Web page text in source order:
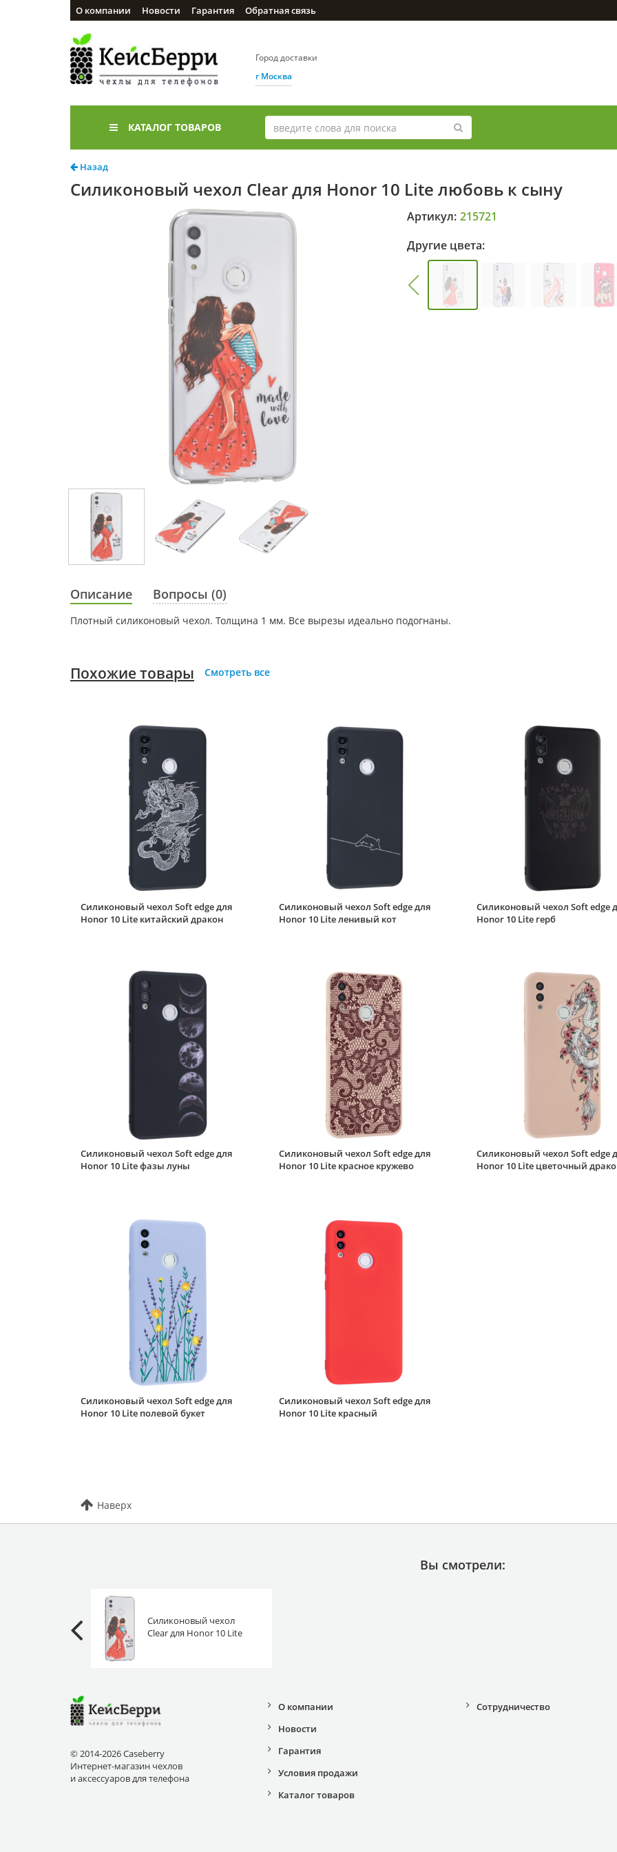
О компании Новости Гарантия Обратная связь
Город доставки
г Москва
КАТАЛОГ ТОВАРОВ
Назад
Силиконовый чехол Clear для Honor 10 Lite любовь к сыну
Артикул: 215721
Другие цвета:
Описание Вопросы (0)
Плотный силиконовый чехол. Толщина 1 мм. Все вырезы идеально подогнаны.
Похожие товары Смотреть все
Силиконовый чехол Soft edge для
Honor 10 Lite китайский дракон
Силиконовый чехол Soft edge для
Honor 10 Lite ленивый кот
Силиконовый чехол Soft edge
Honor 10 Lite герб
Силиконовый чехол Soft edge для
Honor 10 Lite фазы луны
Силиконовый чехол Soft edge для
Honor 10 Lite красное кружево
Силиконовый чехол Soft edge
Honor 10 Lite цветочный
Силиконовый чехол Soft edge для
Honor 10 Lite полевой букет
Силиконовый чехол Soft edge для
Honor 10 Lite красный
Наверх
Вы смотрели:
Силиконовый чехол
Clear для Honor 10 Lite
© 2014-2026 Caseberry
Интернет-магазин чехлов
и аксессуаров для телефона
О компании
Новости
Гарантия
Условия продажи
Каталог товаров
Сотрудничество